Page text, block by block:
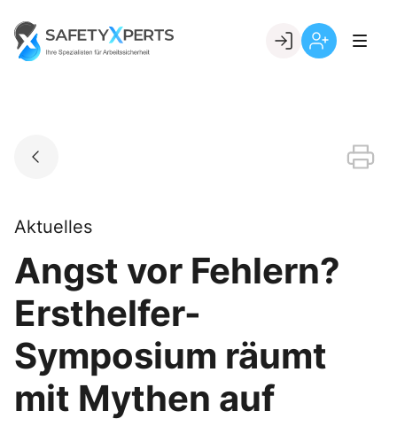
content
Go to landing page.
Aktuelles
Angst vor Fehlern?
Ersthelfer-
Symposium räumt
mit Mythen auf